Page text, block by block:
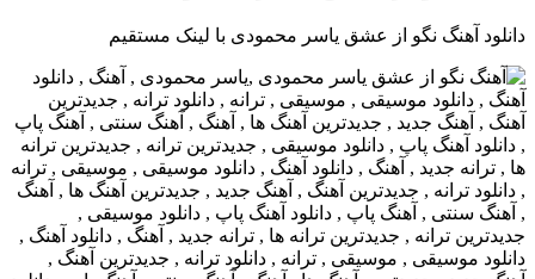
دانلود آهنگ نگو از عشق یاسر محمودی با لینک مستقیم